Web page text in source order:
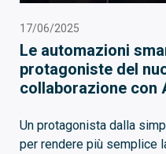
17/06/2025
Le automazioni
protagoniste del
collaborazione con
Un protagonista dalla
per rendere più semplice